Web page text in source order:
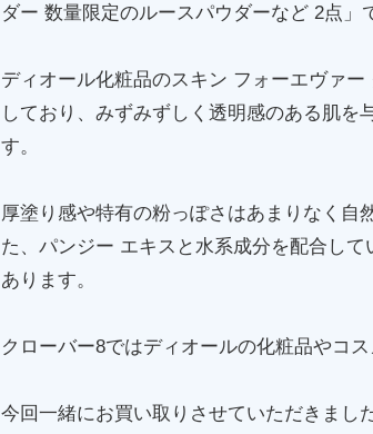
ダー 数量限定のルースパウダーなど 2点」
ディオール化粧品のスキン フォーエヴァ
しており、みずみずしく透明感のある肌を
す。
厚塗り感や特有の粉っぽさはあまりなく自
た、パンジー エキスと水系成分を配合し
あります。
クローバー8ではディオールの化粧品やコ
今回一緒にお買い取りさせていただきまし